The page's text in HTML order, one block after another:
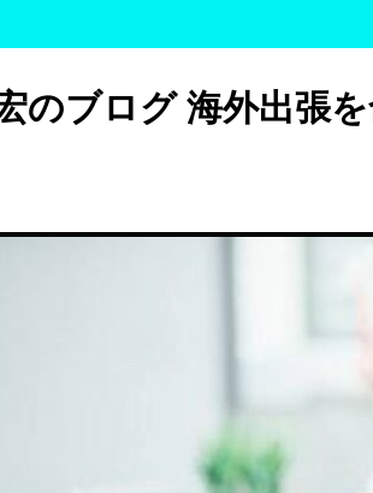
のブログ 海外出張